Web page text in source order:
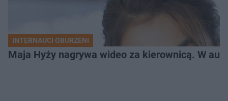
INTERNAUCI OBURZENI
Maja Hyży nagrywa wideo za kierownicą. W